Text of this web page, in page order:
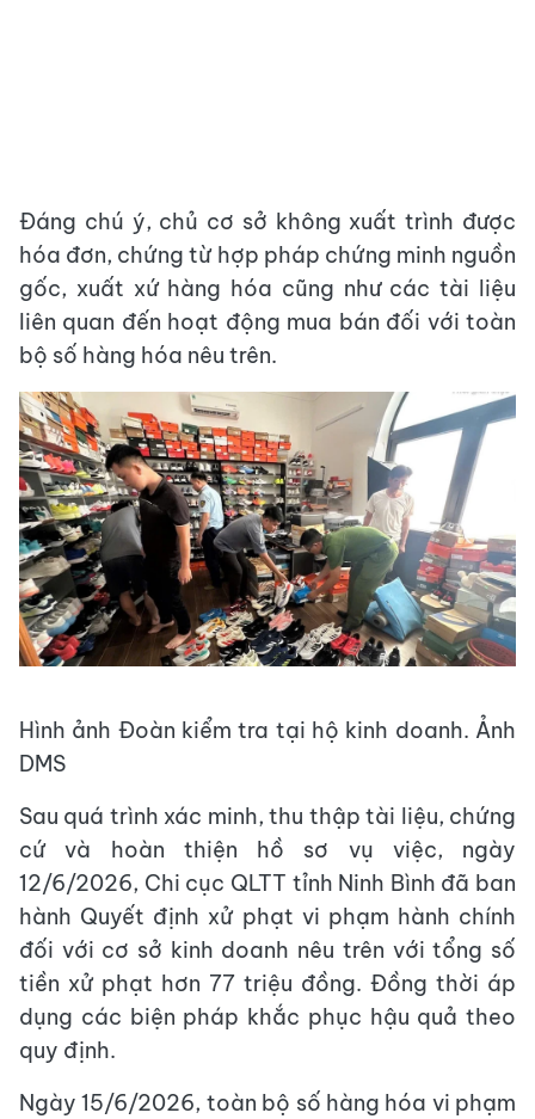
Đáng chú ý, chủ cơ sở không xuất trình được
hóa đơn, chứng từ hợp pháp chứng minh nguồn
gốc, xuất xứ hàng hóa cũng như các tài liệu
liên quan đến hoạt động mua bán đối với toàn
bộ số hàng hóa nêu trên.
Hình ảnh Đoàn kiểm tra tại hộ kinh doanh. Ảnh
DMS
Sau quá trình xác minh, thu thập tài liệu, chứng
cứ và hoàn thiện hồ sơ vụ việc, ngày
12/6/2026, Chi cục QLTT tỉnh Ninh Bình đã ban
hành Quyết định xử phạt vi phạm hành chính
đối với cơ sở kinh doanh nêu trên với tổng số
tiền xử phạt hơn 77 triệu đồng. Đồng thời áp
dụng các biện pháp khắc phục hậu quả theo
quy định.
Ngày 15/6/2026, toàn bộ số hàng hóa vi phạm